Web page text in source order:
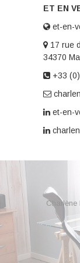
ET EN
et-en-
17 rue
34370
+33
et-en-
Charlène